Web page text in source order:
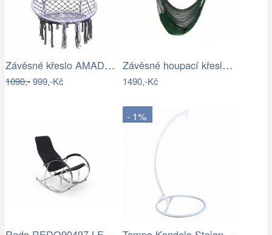
Závěsné křeslo AMADO 2 NEW Tempo Kondela
1090,-999,-Kč
Závěsné houpací křeslo Bustry,…
1490,-Kč
- 1%